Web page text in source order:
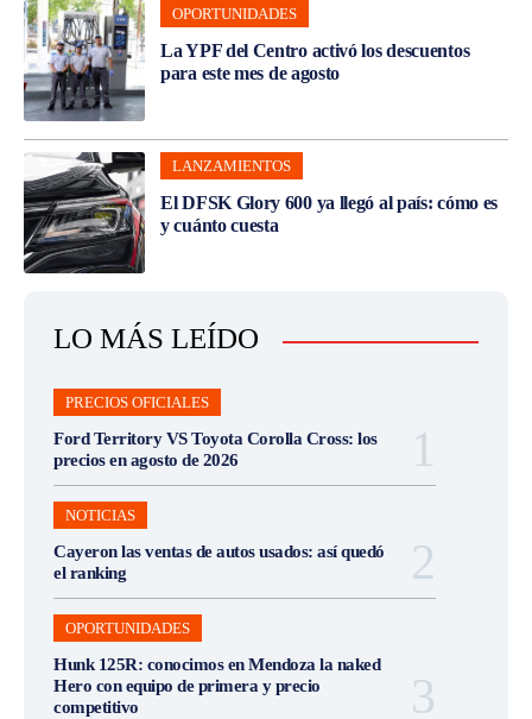
OPORTUNIDADES
La YPF del Centro activó los descuentos
para este mes de agosto
LANZAMIENTOS
El DFSK Glory 600 ya llegó al país: cómo es
y cuánto cuesta
LO MÁS LEÍDO
PRECIOS OFICIALES
Ford Territory VS Toyota Corolla Cross: los
precios en agosto de 2026
NOTICIAS
Cayeron las ventas de autos usados: así quedó
el ranking
OPORTUNIDADES
Hunk 125R: conocimos en Mendoza la naked
Hero con equipo de primera y precio
competitivo